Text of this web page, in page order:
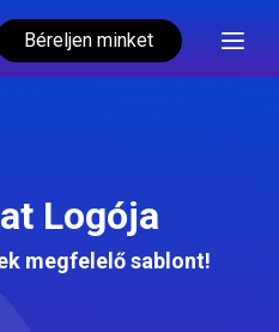
Béreljen minket
Logója
megfelelő sablont!